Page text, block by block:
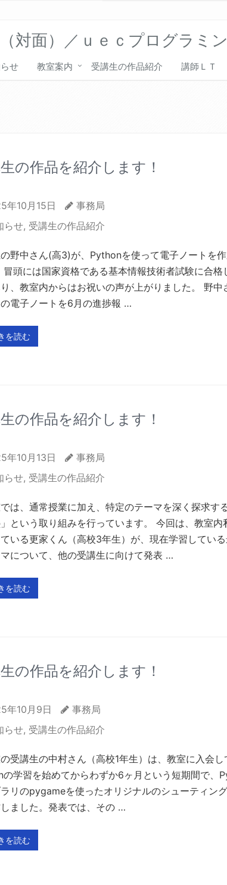
対面）／ｕｅｃプログラミ
せ 教室案内 受講生の作品紹介 講師ＬＴ
の作品を紹介します！
10月15日
事務局
らせ, 受講生の作品紹介
野中さん(高3)が、Pythonを使って電子ノートを作
冒頭には国家資格である基本情報技術者試験に合格
、教室内からはお祝いの声が上がりました。 野中
電子ノートを6月の進捗報 …
を読む
の作品を紹介します！
10月13日
事務局
らせ, 受講生の作品紹介
は、通常授業に加え、特定のテーマを深く探求す
という取り組みを行っています。 今回は、教室内
いる更家くん（高校3年生）が、現在学習してい
について、他の受講生に向けて発表 …
を読む
の作品を紹介します！
年10月9日
事務局
らせ, 受講生の作品紹介
受講生の中村さん（高校1年生）は、教室に入会し
の学習を始めてからわずか6ヶ月という短期間で、
リのpygameを使ったオリジナルのシューティン
ました。発表では、その …
を読む